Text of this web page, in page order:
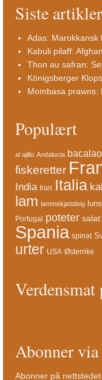
Siste artikler
Adas: Marokkansk
Kabuli pilaff:
Thon au safran:
Königsberger
Mombasa prawns:
Populært
al ajillo Andalucia bacalao
fiskeretter
India Iran Italia
lam lammekjøttdeig
Portugal poteter salat
Spania spinat
urter USA Østerrike
Verdensmat
Abonner via
Abonner på nettstedet